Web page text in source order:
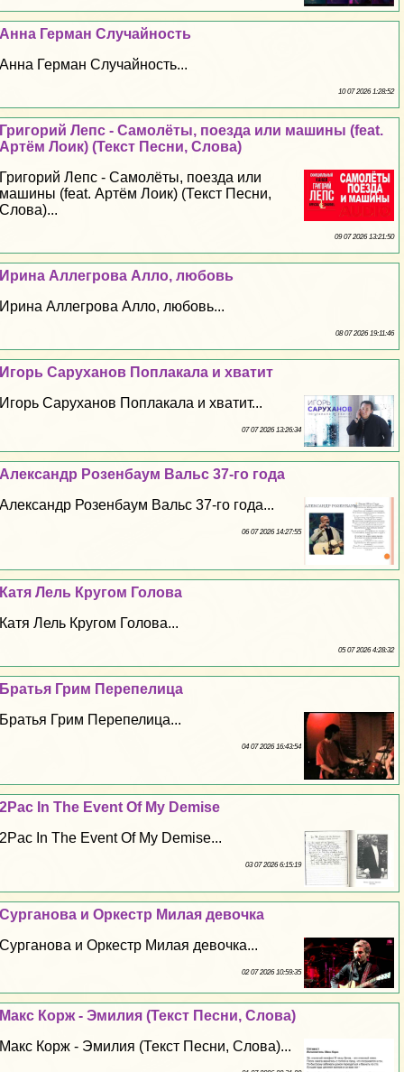
Анна Герман Случайность
Анна Герман Случайность...
10 07 2026 1:28:52
Григорий Лепс - Самолёты, поезда или машины (feat.
Артём Лоик) (Текст Песни, Слова)
Григорий Лепс - Самолёты, поезда или
машины (feat. Артём Лоик) (Текст Песни,
Слова)...
09 07 2026 13:21:50
Ирина Аллегрова Алло, любовь
Ирина Аллегрова Алло, любовь...
08 07 2026 19:11:46
Игорь Саруханов Поплакала и хватит
Игорь Саруханов Поплакала и хватит...
07 07 2026 13:26:34
Александр Розенбаум Вальс 37-го года
Александр Розенбаум Вальс 37-го года...
06 07 2026 14:27:55
Катя Лель Кругом Голова
Катя Лель Кругом Голова...
05 07 2026 4:28:32
Братья Грим Перепелица
Братья Грим Перепелица...
04 07 2026 16:43:54
2Pac In The Event Of My Demise
2Pac In The Event Of My Demise...
03 07 2026 6:15:19
Сурганова и Оркестр Милая дeвoчка
Сурганова и Оркестр Милая дeвoчка...
02 07 2026 10:59:35
Макс Корж - Эмилия (Текст Песни, Слова)
Макс Корж - Эмилия (Текст Песни, Слова)...